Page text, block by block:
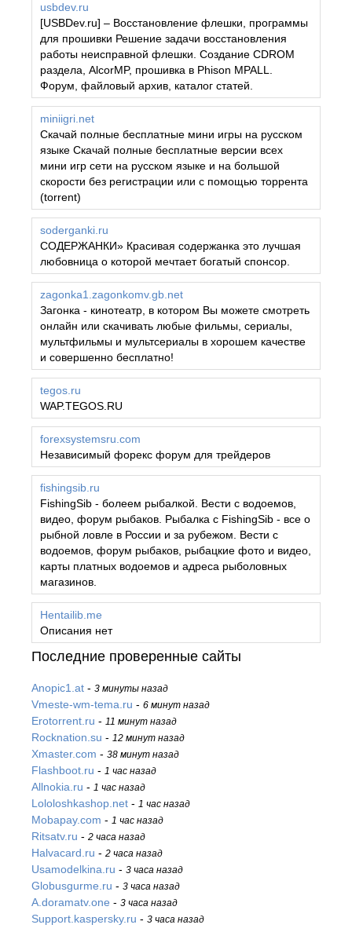
usbdev.ru
[USBDev.ru] – Восстановление флешки, программы
для прошивки Решение задачи восстановления
работы неисправной флешки. Создание CDROM
раздела, AlcorMP, прошивка в Phison MPALL.
Форум, файловый архив, каталог статей.
miniigri.net
Скачай полные бесплатные мини игры на русском
языке Скачай полные бесплатные версии всех
мини игр сети на русском языке и на большой
скорости без регистрации или с помощью торрента
(torrent)
soderganki.ru
СОДЕРЖАНКИ» Красивая содержанка это лучшая
любовница о которой мечтает богатый спонсор.
zagonka1.zagonkomv.gb.net
Загонка - кинотеатр, в котором Вы можете смотреть
онлайн или скачивать любые фильмы, сериалы,
мультфильмы и мультсериалы в хорошем качестве
и совершенно бесплатно!
tegos.ru
WAP.TEGOS.RU
forexsystemsru.com
Независимый форекс форум для трейдеров
fishingsib.ru
FishingSib - болеем рыбалкой. Вести с водоемов,
видео, форум рыбаков. Рыбалка с FishingSib - все о
рыбной ловле в России и за рубежом. Вести с
водоемов, форум рыбаков, рыбацкие фото и видео,
карты платных водоемов и адреса рыболовных
магазинов.
Hentailib.me
Описания нет
Последние проверенные сайты
Anopic1.at - 3 минуты назад
Vmeste-wm-tema.ru - 6 минут назад
Erotorrent.ru - 11 минут назад
Rocknation.su - 12 минут назад
Xmaster.com - 38 минут назад
Flashboot.ru - 1 час назад
Allnokia.ru - 1 час назад
Lololoshkashop.net - 1 час назад
Mobapay.com - 1 час назад
Ritsatv.ru - 2 часа назад
Halvacard.ru - 2 часа назад
Usamodelkina.ru - 3 часа назад
Globusgurme.ru - 3 часа назад
A.doramatv.one - 3 часа назад
Support.kaspersky.ru - 3 часа назад